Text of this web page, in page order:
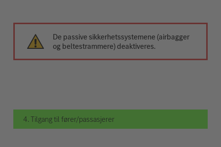
De passive sikkerhetssystemene (airbagger
og beltestrammere) deaktiveres.
4. Tilgang til fører/passasjerer